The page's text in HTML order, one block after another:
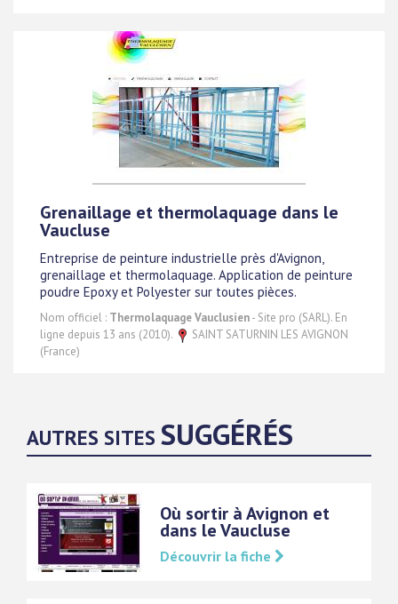
Grenaillage et thermolaquage dans le
Vaucluse
Entreprise de peinture industrielle près d'Avignon,
grenaillage et thermolaquage. Application de peinture
poudre Epoxy et Polyester sur toutes pièces.
Nom officiel : Thermolaquage Vauclusien- Site pro (SARL). En
ligne depuis 13 ans (2010).
SAINT SATURNIN LES AVIGNON
(France)
AUTRES SITES SUGGÉRÉS
Où sortir à Avignon et
dans le Vaucluse
Découvrir la fiche